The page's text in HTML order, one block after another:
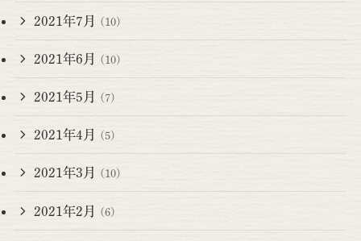
2021年7月 (10)
2021年6月 (10)
2021年5月 (7)
2021年4月 (5)
2021年3月 (10)
2021年2月 (6)